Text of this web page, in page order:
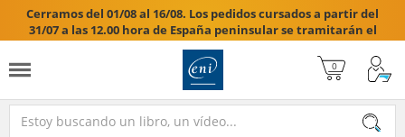
Cerramos del 01/08 al 16/08. Los pedidos cursados a partir del
31/07 a las 12.00 hora de España peninsular se tramitarán el
17/08/2026.
